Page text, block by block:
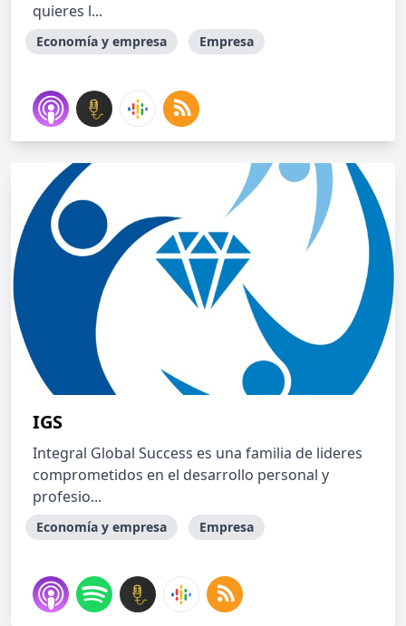
quieres l...
Economía y empresa Empresa
IGS
Integral Global Success es una familia de lideres
comprometidos en el desarrollo personal y
profesio...
Economía y empresa Empresa